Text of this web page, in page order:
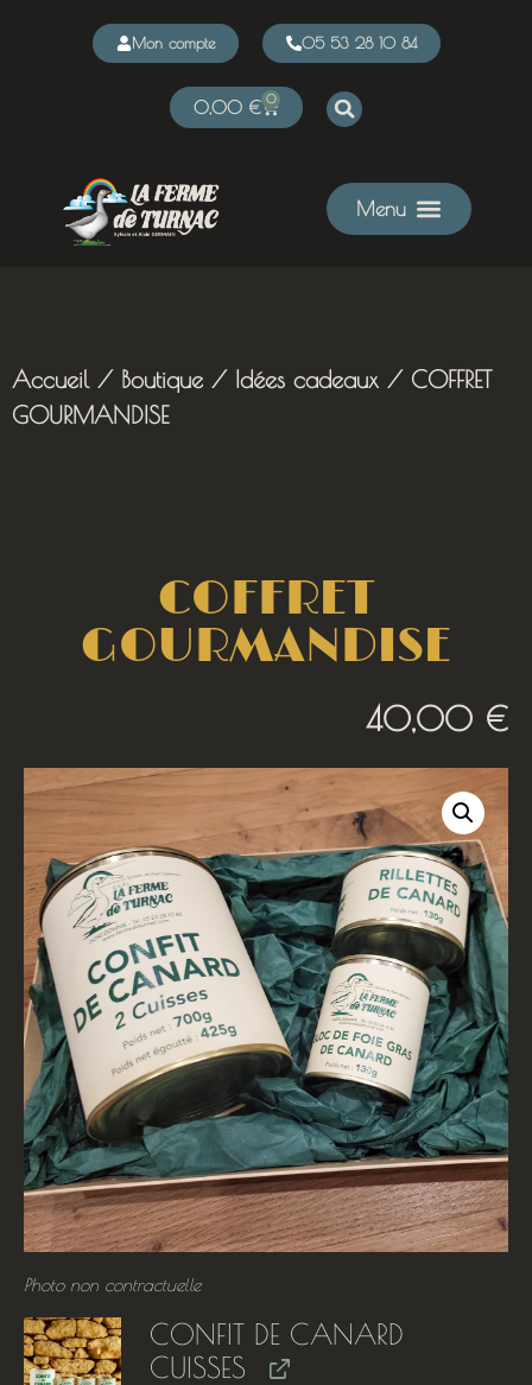
Mon compte 05 53 28 10 84
0,00 € 0
Accueil / Boutique / Idées cadeaux / COFFRET
GOURMANDISE
COFFRET
GOURMANDISE
40,00 €
Photo non contractuelle
CONFIT DE CANARD
CUISSES